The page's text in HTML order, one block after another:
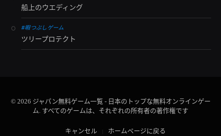
船上のウエディング
#暇つぶしゲーム
ツリープロテクト
© 2026 ジャパン無料ゲーム一覧 - 日本のトップな無料オンラインゲー
ム. すべてのゲームは、それぞれの所有者の著作権です
キャンセル ホームページに戻る